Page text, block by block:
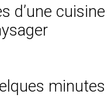
d’une cuisine
minutes